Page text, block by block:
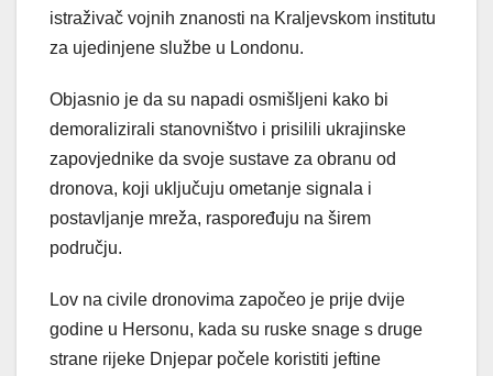
istraživač vojnih znanosti na Kraljevskom institutu
za ujedinjene službe u Londonu.
Objasnio je da su napadi osmišljeni kako bi
demoralizirali stanovništvo i prisilili ukrajinske
zapovjednike da svoje sustave za obranu od
dronova, koji uključuju ometanje signala i
postavljanje mreža, raspoređuju na širem
području.
Lov na civile dronovima započeo je prije dvije
godine u Hersonu, kada su ruske snage s druge
strane rijeke Dnjepar počele koristiti jeftine